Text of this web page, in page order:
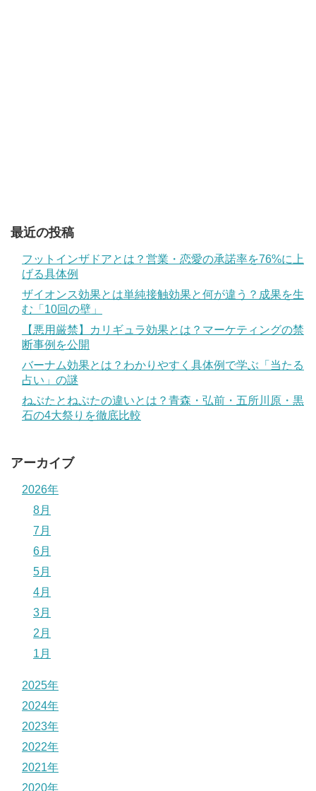
最近の投稿
フットインザドアとは？営業・恋愛の承諾率を76%に上
げる具体例
ザイオンス効果とは単純接触効果と何が違う？成果を生
む「10回の壁」
【悪用厳禁】カリギュラ効果とは？マーケティングの禁
断事例を公開
バーナム効果とは？わかりやすく具体例で学ぶ「当たる
占い」の謎
ねぶたとねぷたの違いとは？青森・弘前・五所川原・黒
石の4大祭りを徹底比較
アーカイブ
2026年
8月
7月
6月
5月
4月
3月
2月
1月
2025年
2024年
2023年
2022年
2021年
2020年